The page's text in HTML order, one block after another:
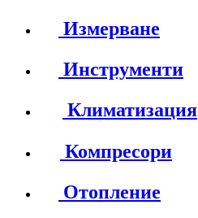
Измерване
Инструменти
Климатизация
Компресори
Отопление